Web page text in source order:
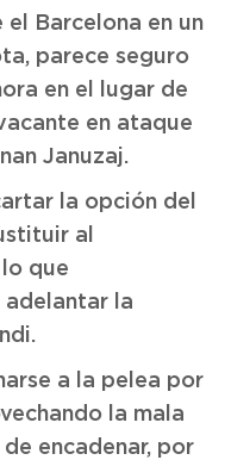
Barcelona en un
parece seguro
en el lugar de
en ataque
Januzaj.
la opción del
al
que
la
a la pelea por
la mala
encadenar, por